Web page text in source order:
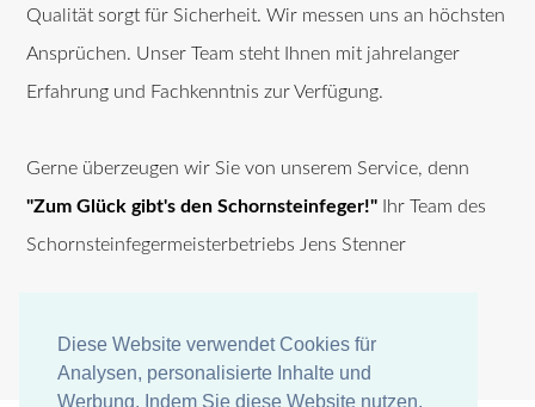
Diese Website verwendet Cookies für
Analysen, personalisierte Inhalte und
Werbung. Indem Sie diese Website nutzen,
Diese Website verwendet Cookies für
Analysen, personalisierte Inhalte und
Werbung. Indem Sie diese Website nutzen,
Qualität sorgt für Sicherheit. Wir messen uns an höchsten
Ansprüchen. Unser Team steht Ihnen mit jahrelanger
Erfahrung und Fachkenntnis zur Verfügung.
Gerne überzeugen wir Sie von unserem Service, denn
"Zum Glück gibt's den Schornsteinfeger!"
Ihr Team des
Schornsteinfegermeisterbetriebs Jens Stenner